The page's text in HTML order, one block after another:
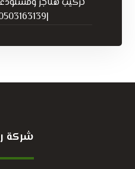
|0503163139| هناجر شينكو
شركة